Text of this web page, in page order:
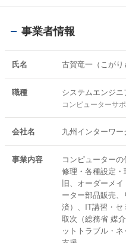
【主な活動内容】
○地域ネットパソコン支援協会
○2013年 第101回鳥栖市民大学
ぶ」講師。（鳥栖市）
○2014年 IT運用管理社内セミナ
○2014年 事業者向け情報管理セ
○2014年 地域ネット パソコン
○2015年 西日本新聞文化サーク
市）
○2016年 11月 事業者向け ITセ
○2016年 2018年 家電月刊紙 記
○2017年 中小企業庁 ミラサポ
〇2021年 令和3年度 中小企業
総合支援事業（専門家派遣事業
〇2022年 令和4年度 中小企業
総合支援事業（専門家派遣事業
〇2023年 令和5年度 中小企業
総合支援事業（専門家派遣事業
事業者情報
氏名 古賀竜一（こがり
職種 システムエンジニ
コンピューターサ
会社名 九州インターワー
事業内容
コンピューター
修理・各種設定
旧、オーダーメ
ーター部品販売
済）、IT講習・
取次（総務省 媒
ットトラブル・